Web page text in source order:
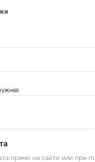
прямо на сайте или при